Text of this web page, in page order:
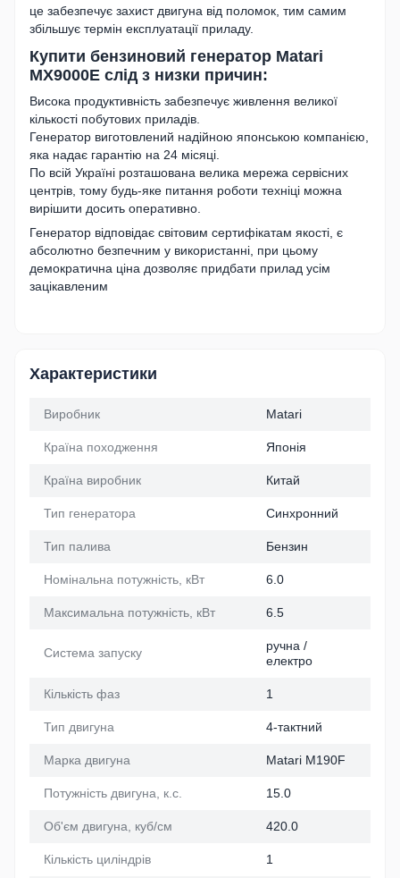
це забезпечує захист двигуна від поломок, тим самим
збільшує термін експлуатації приладу.
Купити бензиновий генератор Matari
MX9000E слід з низки причин:
Висока продуктивність забезпечує живлення великої
кількості побутових приладів.
Генератор виготовлений надійною японською компанією,
яка надає гарантію на 24 місяці.
По всій Україні розташована велика мережа сервісних
центрів, тому будь-яке питання роботи техніці можна
вирішити досить оперативно.
Генератор відповідає світовим сертифікатам якості, є
абсолютно безпечним у використанні, при цьому
демократична ціна дозволяє придбати прилад усім
зацікавленим
Характеристики
Виробник Matari
Країна походження Японія
Країна виробник Китай
Тип генератора Синхронний
Тип палива Бензин
Номінальна потужність, кВт 6.0
Максимальна потужність, кВт 6.5
Система запуску
ручна /
електро
Кількість фаз 1
Тип двигуна 4-тактний
Марка двигуна Matari M190F
Потужність двигуна, к.с. 15.0
Об'єм двигуна, куб/см 420.0
Кількість циліндрів 1